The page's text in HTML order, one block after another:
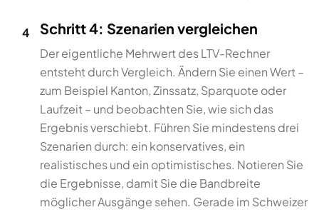
4 Schritt 4: Szenarien vergleichen
Der eigentliche Mehrwert des LTV-Rechner
entsteht durch Vergleich. Ändern Sie einen Wert –
zum Beispiel Kanton, Zinssatz, Sparquote oder
Laufzeit – und beobachten Sie, wie sich das
Ergebnis verschiebt. Führen Sie mindestens drei
Szenarien durch: ein konservatives, ein
realistisches und ein optimistisches. Notieren Sie
die Ergebnisse, damit Sie die Bandbreite
möglicher Ausgänge sehen. Gerade im Schweizer